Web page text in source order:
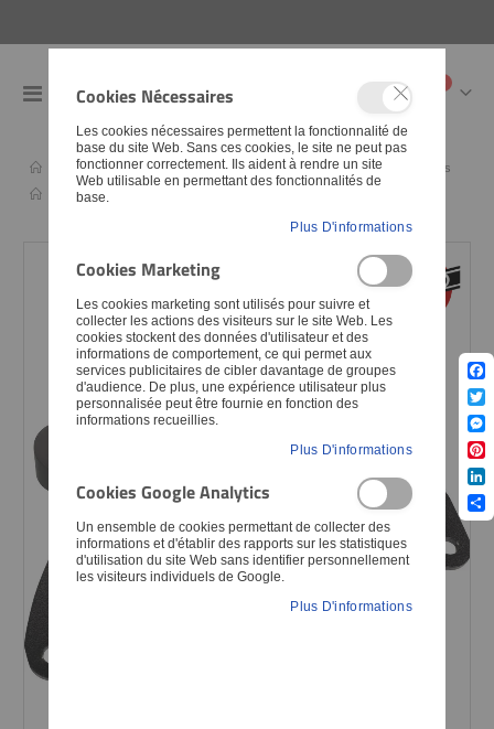
Toggle
articles
Pièces détachées Poste de pilotage
Supports de compteurs
Actualités
to
of
the
to
of
the
Cookies Nécessaires
Les cookies nécessaires permettent la fonctionnalité de
base du site Web. Sans ces cookies, le site ne peut pas
fonctionner correctement. Ils aident à rendre un site
Web utilisable en permettant des fonctionnalités de
base.
Plus D'informations
Cookies Marketing
Les cookies marketing sont utilisés pour suivre et
collecter les actions des visiteurs sur le site Web. Les
cookies stockent des données d'utilisateur et des
informations de comportement, ce qui permet aux
services publicitaires de cibler davantage de groupes
d'audience. De plus, une expérience utilisateur plus
personnalisée peut être fournie en fonction des
informations recueillies.
Plus D'informations
Cookies Google Analytics
Un ensemble de cookies permettant de collecter des
informations et d'établir des rapports sur les statistiques
d'utilisation du site Web sans identifier personnellement
les visiteurs individuels de Google.
Plus D'informations